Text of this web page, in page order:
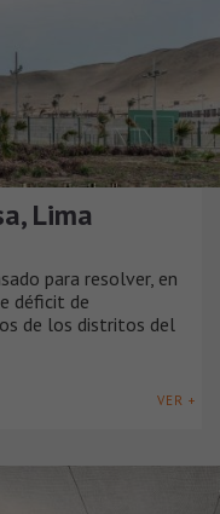
Lima
para resolver, en
déficit de
de los distritos del
VER +